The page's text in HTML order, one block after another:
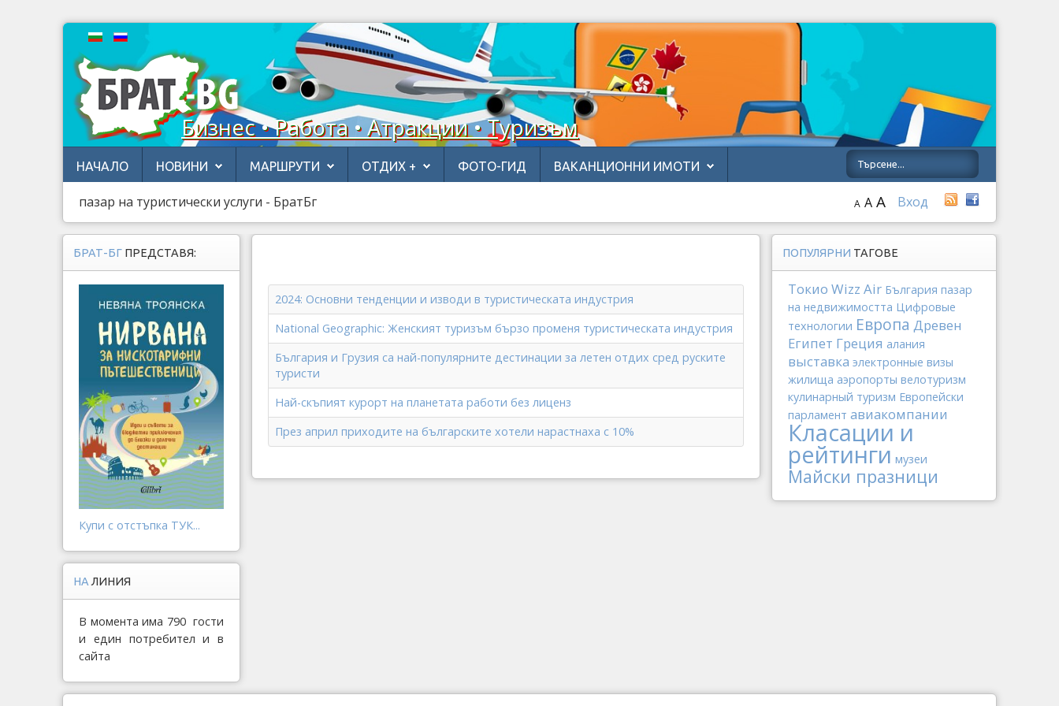
Бизнес • Работа • Атракции • Туризъм
НАЧАЛО НОВИНИ МАРШРУТИ ОТДИХ + ФОТО-ГИД ВАКАНЦИОННИ ИМОТИ
пазар на туристически услуги - БратБг Вход
A A A
2024: Основни тенденции и изводи в туристическата индустрия
National Geographic: Женският туризъм бързо променя туристическата индустрия
България и Грузия са най-популярните дестинации за летен отдих сред руските
туристи
Най-скъпият курорт на планетата работи без лиценз
През април приходите на българските хотели нарастнаха с 10%
БРАТ-БГ ПРЕДСТАВЯ:
Купи с отстъпка ТУК...
НА ЛИНИЯ
В момента има 790 гости
и един потребител и в
сайта
ПОПУЛЯРНИ ТАГОВЕ
Токио Wizz Air България пазар
на недвижимостта Цифровые
технологии Европа Древен
Египет Греция алания
выставка электронные визы
жилища аэропорты велотуризм
кулинарный туризм Европейски
парламент авиакомпании
Класации и
рейтинги музеи
Майски празници